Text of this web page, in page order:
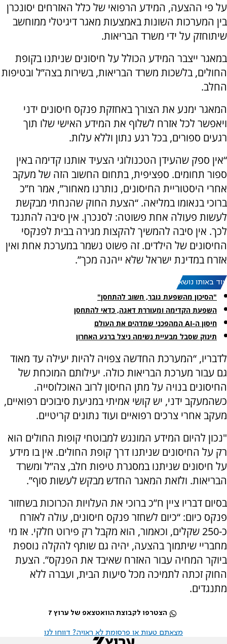
על פי ההצעה, המידע הרפואי של כלל האזרחים יסונכרן
בין המערכות השונות באמצעות מאגר דיגיטלי ממוחשב
שיתוחזק על ידי משרד הבריאות.
במאגר ייצבר המידע הכולל על חיסונים שניתנו בקופת
החולים, בלשכות משרד הבריאות, בשירות בצה”ל ובטיפות
החלב.
המאגר ימנע את הצורך באחזקת פנקס חיסונים ידני
ויאפשר לכל אזרח לשלוף את המידע האישי שלו תוך
רגעים ספורים, בכל רגע נתון וללא עלות.
“אין ספק שהעידן הטכנולוגי הצעיד אותנו קדימה באין
ספור תחומים. ספציפית, בתחום החשוב הזה של מעקב
אחרי היסטוריית החיסונים, נותרנו מאחור”, אמר ח”כ
ברוכי בנאומו במליאה. “הצעת החוק שהנחתי מבקשת
לעשות פעולה אחת פשוטה: לסנכרן. אין סיבה להתנגד
לכך. אין סיבה להמשיך להקצות מגירה בבית לפנקסי
החיסונים של הילדים. זה פשוט נשמר במערכת אחת ואין
אזרח במדינת ישראל שלא ייהנה מכך”.
עוד באותו נושא:
"הסיכון מהשפעת גובר, חשוב להתחסן"
השפעת הקדימה ומעוררת דאגה, כדאי להתחסן
חיסון ה-AI המהפכני שמדהים את העולם
תינוק שסבל מבעיית נשימה ניצל ברגע האחרון
לדבריו, “המערכת החדשה צפויה להיות יעילה עד מאוד
גם עבור מערכת הבריאות כולה. יעילותם המוכחת של
החיסונים בנויה על מתן החיסון לרוב האוכלוסייה.
כשהמעקב ידני, יש קושי אמיתי במניעת סיבוכים רפואיים,
מעקב אחרי צרכים רפואיים ועוד נתונים קריטיים.
"נכון להיום המידע המונגש למבוטחי קופות החולים הוא
רק על החיסונים שניתנו דרך קופת החולים. אין בו מידע
על חיסונים שניתנו במסגרת טיפות חלב, צה”ל ומשרד
הבריאות. ולזאת המאגר החדש מבקש לעשות סוף”.
בסיום דבריו ציין ח”כ ברוכי את העלויות הכרוכות בשחזור
פנקס כיום: “כיום לשחזר פנקס חיסונים, עולה לאזרח
כ-250 שקלים, וכאמור, הוא מקבל רק פירוט חלקי. אז מי
מחבריי שיתמוך בהצעה, יהיה גם שותף להקלה נוספת
ביוקר המחיה עבור האזרח שאיבד את הפנקס”. הצעת
החוק זכתה לתמיכה מכל סיעות הבית, ועברה ללא
מתנגדים.
הצטרפו לקבוצת הוואטצאפ של ערוץ 7
מצאתם טעות או פרסומת לא ראויה? דווחו לנו